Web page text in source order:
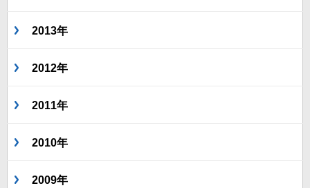
2013年
2012年
2011年
2010年
2009年